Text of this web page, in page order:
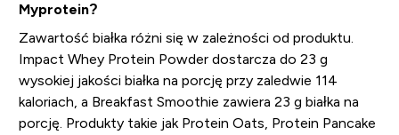
Myprotein?
Zawartość białka różni się w zależności od produktu.
Impact Whey Protein Powder dostarcza do 23 g
wysokiej jakości białka na porcję przy zaledwie 114
kaloriach, a Breakfast Smoothie zawiera 23 g białka na
porcję. Produkty takie jak Protein Oats, Protein Pancake